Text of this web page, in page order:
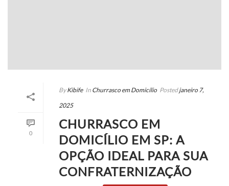
0
By Kibife In Churrasco em Domicílio Posted janeiro 7,
2025
CHURRASCO EM
DOMICÍLIO EM SP: A
OPÇÃO IDEAL PARA SUA
CONFRATERNIZAÇÃO